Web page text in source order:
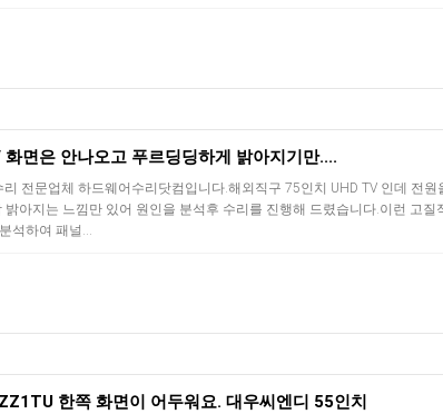
면은 안나오고 푸르딩딩하게 밝아지기만....
전문업체 하드웨어수리닷컴입니다.해외직구 75인치 UHD TV 인데 전원
아지는 느낌만 있어 원인을 분석후 수리를 진행해 드렸습니다.이런 고질
석하여 패널…
한쪽 화면이 어두워요. 대우씨엔디 55인치